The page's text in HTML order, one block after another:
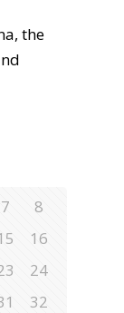
the
7
8
16
24
32